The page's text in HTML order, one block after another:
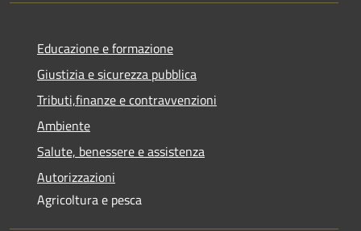
Educazione e formazione
Giustizia e sicurezza pubblica
Tributi,finanze e contravvenzioni
Ambiente
Salute, benessere e assistenza
Autorizzazioni
Agricoltura e pesca